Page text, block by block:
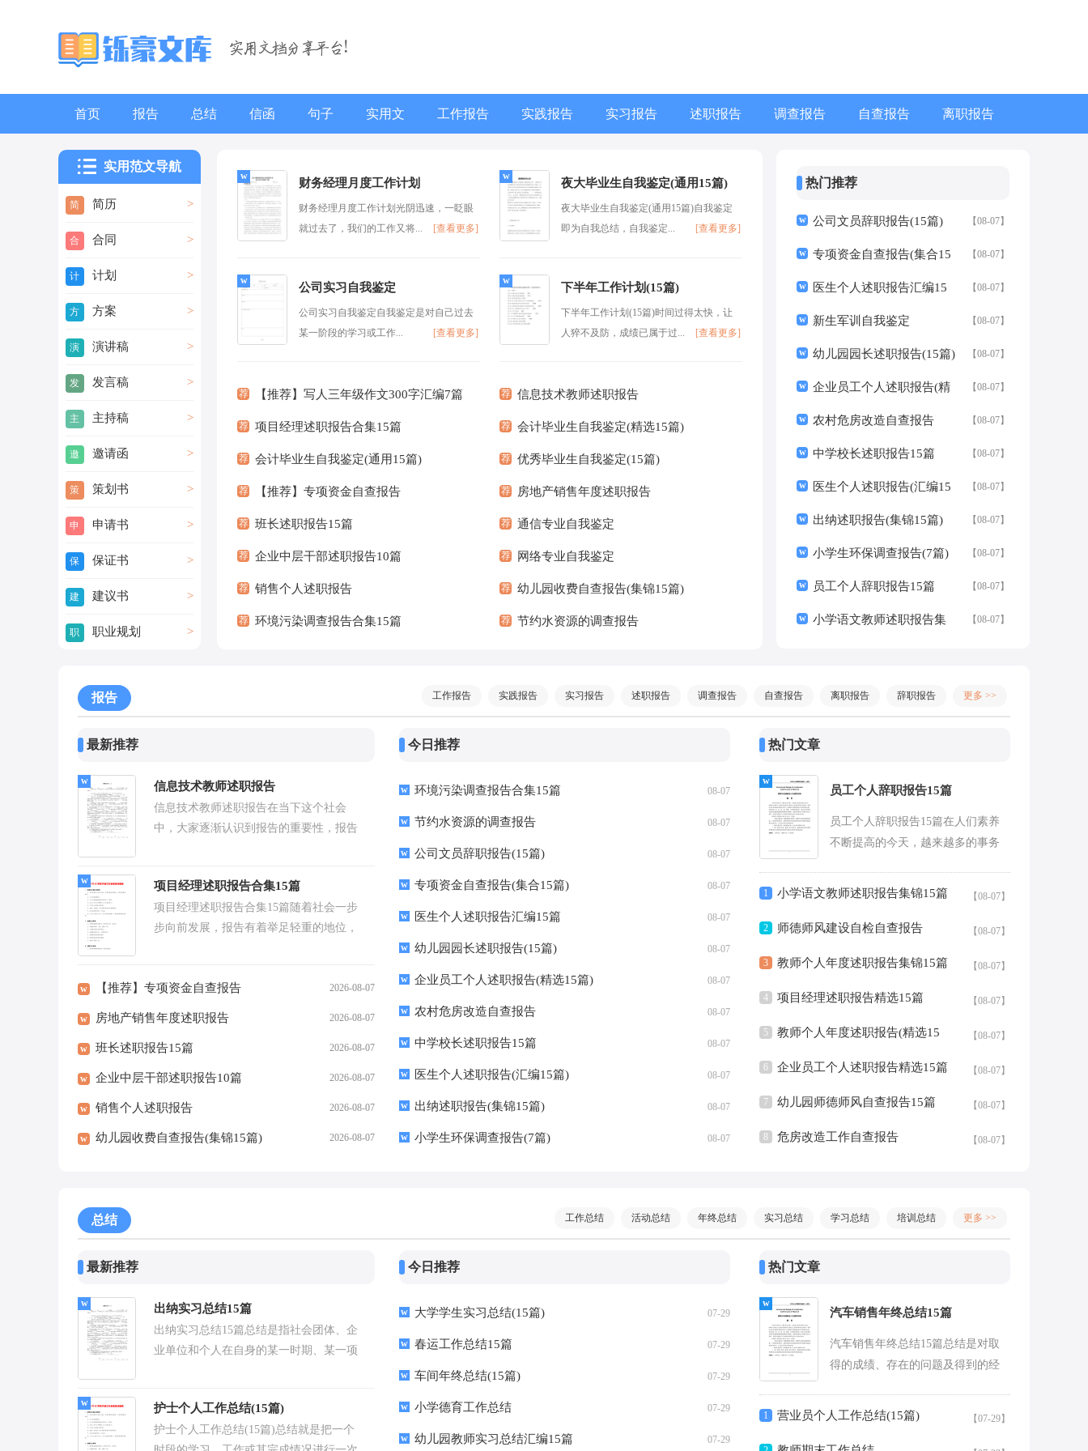
首页 报告 总结 信函 句子 实用文 工作报告 实践报告 实习报告 述职报告 调查报告 自查报告 离职报告
辞职报告
实用范文导航
简
简历 >
合
合同 >
计
计划 >
方
方案 >
演
稿
演讲稿 >
发
稿
发言稿 >
主
稿
主持稿 >
邀
函
邀请函 >
策
书
策划书 >
申
书
申请书 >
保
书
保证书 >
建
书
建议书 >
职
划
职业规划 >
介
财务经理月度工作计划
财务经理月度工作计划光阴迅速，一眨眼
就过去了，我们的工作又将...
[查看更多]
夜大毕业生自我鉴定(通用15篇)
夜大毕业生自我鉴定(通用15篇)自我鉴定
即为自我总结，自我鉴定...
[查看更多]
公司实习自我鉴定
公司实习自我鉴定自我鉴定是对自己过去
某一阶段的学习或工作...
[查看更多]
下半年工作计划(15篇)
下半年工作计划(15篇)时间过得太快，让
人猝不及防，成绩已属于过...
[查看更多]
荐 【推荐】写人三年级作文300字汇编7篇 荐 信息技术教师述职报告
荐 项目经理述职报告合集15篇 荐 会计毕业生自我鉴定(精选15篇)
荐 会计毕业生自我鉴定(通用15篇) 荐 优秀毕业生自我鉴定(15篇)
荐 【推荐】专项资金自查报告 荐 房地产销售年度述职报告
荐 班长述职报告15篇 荐 通信专业自我鉴定
荐 企业中层干部述职报告10篇 荐 网络专业自我鉴定
荐 销售个人述职报告 荐 幼儿园收费自查报告(集锦15篇)
荐 环境污染调查报告合集15篇 荐 节约水资源的调查报告
热门推荐
w 公司文员辞职报告(15篇) 【08-07】
w 专项资金自查报告(集合15
篇)
【08-07】
w 医生个人述职报告汇编15
篇
【08-07】
w 新生军训自我鉴定 【08-07】
w 幼儿园园长述职报告(15篇) 【08-07】
w 企业员工个人述职报告(精
选15篇)
【08-07】
w 农村危房改造自查报告 【08-07】
w 中学校长述职报告15篇 【08-07】
w 医生个人述职报告(汇编15
篇)
【08-07】
w 出纳述职报告(集锦15篇) 【08-07】
w 小学生环保调查报告(7篇) 【08-07】
w 员工个人辞职报告15篇 【08-07】
w 小学语文教师述职报告集 【08-07】
报告 更多 >>
工作报告 实践报告 实习报告 述职报告 调查报告 自查报告 离职报告 辞职报告
最新推荐
信息技术教师述职报告
信息技术教师述职报告在当下这个社会
中，大家逐渐认识到报告的重要性，报告
项目经理述职报告合集15篇
项目经理述职报告合集15篇随着社会一步
步向前发展，报告有着举足轻重的地位，
w 【推荐】专项资金自查报告 2026-08-07
w 房地产销售年度述职报告 2026-08-07
w 班长述职报告15篇 2026-08-07
w 企业中层干部述职报告10篇 2026-08-07
w 销售个人述职报告 2026-08-07
w 幼儿园收费自查报告(集锦15篇) 2026-08-07
今日推荐
环境污染调查报告合集15篇 08-07
节约水资源的调查报告 08-07
公司文员辞职报告(15篇) 08-07
专项资金自查报告(集合15篇) 08-07
医生个人述职报告汇编15篇 08-07
幼儿园园长述职报告(15篇) 08-07
企业员工个人述职报告(精选15篇) 08-07
农村危房改造自查报告 08-07
中学校长述职报告15篇 08-07
医生个人述职报告(汇编15篇) 08-07
出纳述职报告(集锦15篇) 08-07
小学生环保调查报告(7篇) 08-07
热门文章
员工个人辞职报告15篇
员工个人辞职报告15篇在人们素养
不断提高的今天，越来越多的事务
不同也有着不同的类型。那么什么
1 小学语文教师述职报告集锦15篇 【08-07】
2 师德师风建设自检自查报告 【08-07】
3 教师个人年度述职报告集锦15篇 【08-07】
4 项目经理述职报告精选15篇 【08-07】
5 教师个人年度述职报告(精选15
篇)
【08-07】
6 企业员工个人述职报告精选15篇 【08-07】
7 幼儿园师德师风自查报告15篇 【08-07】
8 危房改造工作自查报告 【08-07】
总结 更多 >>
工作总结 活动总结 年终总结 实习总结 学习总结 培训总结
最新推荐
出纳实习总结15篇
出纳实习总结15篇总结是指社会团体、企
业单位和个人在自身的某一时期、某一项
护士个人工作总结(15篇)
护士个人工作总结(15篇)总结就是把一个
今日推荐
大学学生实习总结(15篇) 07-29
春运工作总结15篇 07-29
车间年终总结(15篇) 07-29
小学德育工作总结 07-29
幼儿园教师实习总结汇编15篇 07-29
热门文章
汽车销售年终总结15篇
汽车销售年终总结15篇总结是对取
得的成绩、存在的问题及得到的经
述的一种书面材料，通过它可以全
1 营业员个人工作总结(15篇) 【07-29】